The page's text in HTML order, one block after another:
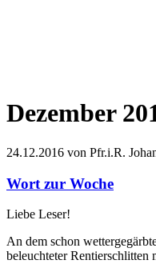
Dezember
24.12.2016 von Pfr.i.R.
Wort zur Woche
Liebe Leser!
An dem schon
beleuchteter Rentierschlitten